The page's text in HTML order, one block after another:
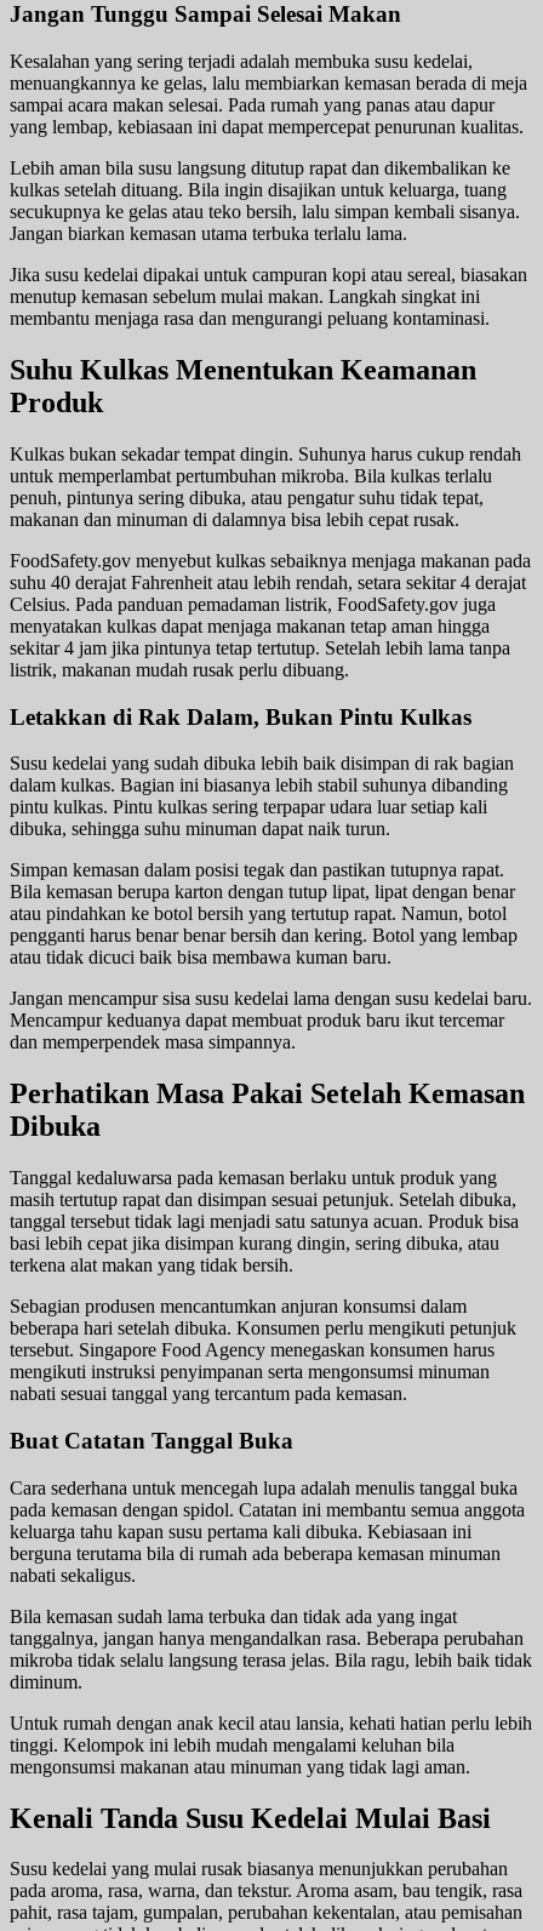
Jangan Tunggu Sampai Selesai Makan
Kesalahan yang sering terjadi adalah membuka susu kedelai,
menuangkannya ke gelas, lalu membiarkan kemasan berada di meja
sampai acara makan selesai. Pada rumah yang panas atau dapur
yang lembap, kebiasaan ini dapat mempercepat penurunan kualitas.
Lebih aman bila susu langsung ditutup rapat dan dikembalikan ke
kulkas setelah dituang. Bila ingin disajikan untuk keluarga, tuang
secukupnya ke gelas atau teko bersih, lalu simpan kembali sisanya.
Jangan biarkan kemasan utama terbuka terlalu lama.
Jika susu kedelai dipakai untuk campuran kopi atau sereal, biasakan
menutup kemasan sebelum mulai makan. Langkah singkat ini
membantu menjaga rasa dan mengurangi peluang kontaminasi.
Suhu Kulkas Menentukan Keamanan
Produk
Kulkas bukan sekadar tempat dingin. Suhunya harus cukup rendah
untuk memperlambat pertumbuhan mikroba. Bila kulkas terlalu
penuh, pintunya sering dibuka, atau pengatur suhu tidak tepat,
makanan dan minuman di dalamnya bisa lebih cepat rusak.
FoodSafety.gov menyebut kulkas sebaiknya menjaga makanan pada
suhu 40 derajat Fahrenheit atau lebih rendah, setara sekitar 4 derajat
Celsius. Pada panduan pemadaman listrik, FoodSafety.gov juga
menyatakan kulkas dapat menjaga makanan tetap aman hingga
sekitar 4 jam jika pintunya tetap tertutup. Setelah lebih lama tanpa
listrik, makanan mudah rusak perlu dibuang.
Letakkan di Rak Dalam, Bukan Pintu Kulkas
Susu kedelai yang sudah dibuka lebih baik disimpan di rak bagian
dalam kulkas. Bagian ini biasanya lebih stabil suhunya dibanding
pintu kulkas. Pintu kulkas sering terpapar udara luar setiap kali
dibuka, sehingga suhu minuman dapat naik turun.
Simpan kemasan dalam posisi tegak dan pastikan tutupnya rapat.
Bila kemasan berupa karton dengan tutup lipat, lipat dengan benar
atau pindahkan ke botol bersih yang tertutup rapat. Namun, botol
pengganti harus benar benar bersih dan kering. Botol yang lembap
atau tidak dicuci baik bisa membawa kuman baru.
Jangan mencampur sisa susu kedelai lama dengan susu kedelai baru.
Mencampur keduanya dapat membuat produk baru ikut tercemar
dan memperpendek masa simpannya.
Perhatikan Masa Pakai Setelah Kemasan
Dibuka
Tanggal kedaluwarsa pada kemasan berlaku untuk produk yang
masih tertutup rapat dan disimpan sesuai petunjuk. Setelah dibuka,
tanggal tersebut tidak lagi menjadi satu satunya acuan. Produk bisa
basi lebih cepat jika disimpan kurang dingin, sering dibuka, atau
terkena alat makan yang tidak bersih.
Sebagian produsen mencantumkan anjuran konsumsi dalam
beberapa hari setelah dibuka. Konsumen perlu mengikuti petunjuk
tersebut. Singapore Food Agency menegaskan konsumen harus
mengikuti instruksi penyimpanan serta mengonsumsi minuman
nabati sesuai tanggal yang tercantum pada kemasan.
Buat Catatan Tanggal Buka
Cara sederhana untuk mencegah lupa adalah menulis tanggal buka
pada kemasan dengan spidol. Catatan ini membantu semua anggota
keluarga tahu kapan susu pertama kali dibuka. Kebiasaan ini
berguna terutama bila di rumah ada beberapa kemasan minuman
nabati sekaligus.
Bila kemasan sudah lama terbuka dan tidak ada yang ingat
tanggalnya, jangan hanya mengandalkan rasa. Beberapa perubahan
mikroba tidak selalu langsung terasa jelas. Bila ragu, lebih baik tidak
diminum.
Untuk rumah dengan anak kecil atau lansia, kehati hatian perlu lebih
tinggi. Kelompok ini lebih mudah mengalami keluhan bila
mengonsumsi makanan atau minuman yang tidak lagi aman.
Kenali Tanda Susu Kedelai Mulai Basi
Susu kedelai yang mulai rusak biasanya menunjukkan perubahan
pada aroma, rasa, warna, dan tekstur. Aroma asam, bau tengik, rasa
pahit, rasa tajam, gumpalan, perubahan kekentalan, atau pemisahan